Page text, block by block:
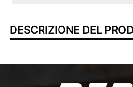
DESCRIZIONE DEL